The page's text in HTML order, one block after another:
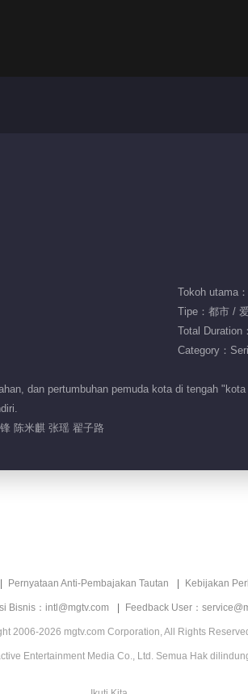
Tokoh utama
Tipe：都市 /
Total Duration
Category：Seri
dan pertumbuhan pemuda kota di tengah
陈米麒 张瑶 翟子路
Pernyataan Anti-Pembajakan Tautan Kebijakan
Bisnis：intl@mgtv.com Feedback User：
2006-2026 mgtv.com Corporation, All Rights
Entertainment Media Co., Ltd. Semua Hak